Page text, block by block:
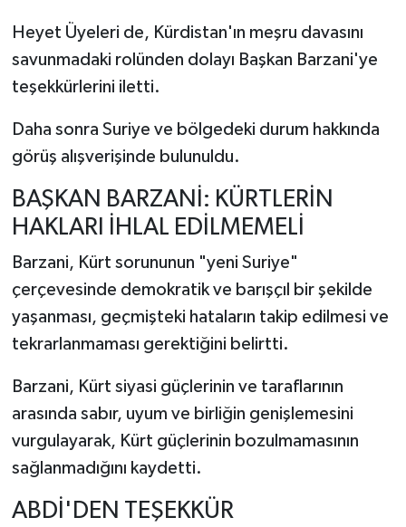
Heyet Üyeleri de, Kürdistan'ın meşru davasını
savunmadaki rolünden dolayı Başkan Barzani'ye
teşekkürlerini iletti.
Daha sonra Suriye ve bölgedeki durum hakkında
görüş alışverişinde bulunuldu.
BAŞKAN BARZANİ: KÜRTLERİN
HAKLARI İHLAL EDİLMEMELİ
Barzani, Kürt sorununun "yeni Suriye"
çerçevesinde demokratik ve barışçıl bir şekilde
yaşanması, geçmişteki hataların takip edilmesi ve
tekrarlanmaması gerektiğini belirtti.
Barzani, Kürt siyasi güçlerinin ve taraflarının
arasında sabır, uyum ve birliğin genişlemesini
vurgulayarak, Kürt güçlerinin bozulmamasının
sağlanmadığını kaydetti.
ABDİ'DEN TEŞEKKÜR